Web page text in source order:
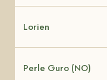
Lorien
Perle Guro (NO)